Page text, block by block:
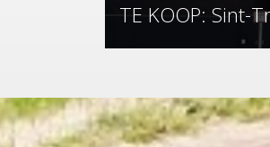
TE KOOP: Sint-